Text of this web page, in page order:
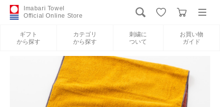
Imabari Towel
Official Online Store
ギフト
から探す
カテゴリ
から探す
刺繍に
ついて
お買い物
ガイド
新規会員登録
ギフトから探す